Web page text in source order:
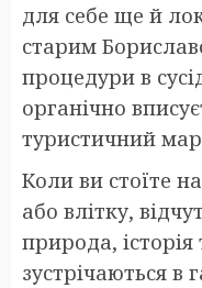
для себе ще й
старим
процедури в
органічно
туристичний
Коли ви стоїте
або влітку,
природа,
зустрічаються в